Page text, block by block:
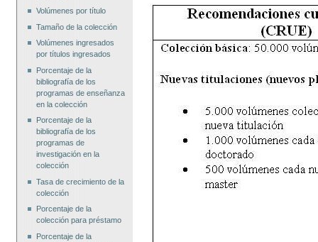
Volúmenes por título
Tamaño de la colección
Volúmenes ingresados
por títulos ingresados
Porcentaje de la
bibliografía de los
programas de enseñanza
en la colección
Porcentaje de la
bibliografía de los
programas de
investigación en la
colección
Tasa de crecimiento de la
colección
Porcentaje de la
colección para préstamo
Porcentaje de la